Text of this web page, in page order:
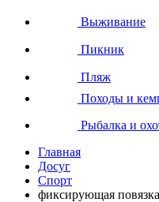
Выживание
Пикник
Пляж
Походы и
Рыбалка и
Главная
Досуг
Спорт
фиксирующая